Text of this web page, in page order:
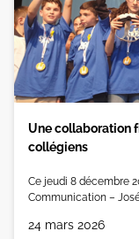
Une collaboration
collégiens
Ce jeudi 8 décembre
Communication –
24 mars 2026